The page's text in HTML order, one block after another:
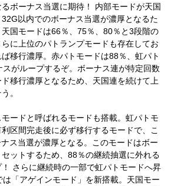
ボーナス当選に期待！ 内部モードが天国
以内でのボーナス当選が濃厚となるた
国モードは66％、75％、80％と3段階の
に上位のパトランプモードも存在してお
移行濃厚。赤パトモードは88％、虹パト
がループするぞ。ボーナス連が特定回数
移行濃厚となるため、天国連を続けて上
。
ードと呼ばれるモードも搭載。虹パトモ
区間完走後に必ず移行するモードで、こ
ス当選が濃厚となる。このモードはボー
ットするため、88％の継続抽選に外れる
さらに継続時の一部で虹パトモードへ昇
「アゲインモード」を新搭載。天国モー